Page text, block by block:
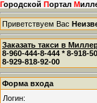
Городской Портал М
Приветствуем Вас
Заказать такси в
8-960-444-8-444 * 8-918-
8-929-818-92-00
Форма входа
Логин: